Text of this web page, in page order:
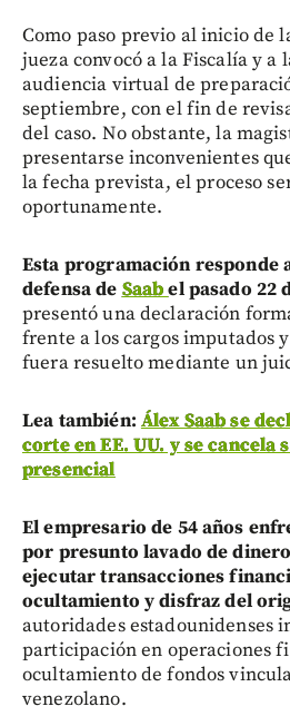
Como paso previo al inicio de
jueza convocó a la Fiscalía y a
audiencia virtual de
septiembre, con el fin de
del caso. No obstante, la
presentarse inconvenientes
la fecha prevista, el proceso
oportunamente.
Esta programación responde
defensa de Saabel pasado 22
presentó una declaración
frente a los cargos imputados
fuera resuelto mediante un
Lea también: Álex Saab se
corte en EE. UU. y se cancela
presencial
El empresario de 54 años
por presunto lavado de
ejecutar transacciones
ocultamiento y disfraz del
autoridades estadounidenses
participación en operaciones
ocultamiento de fondos
venezolano.